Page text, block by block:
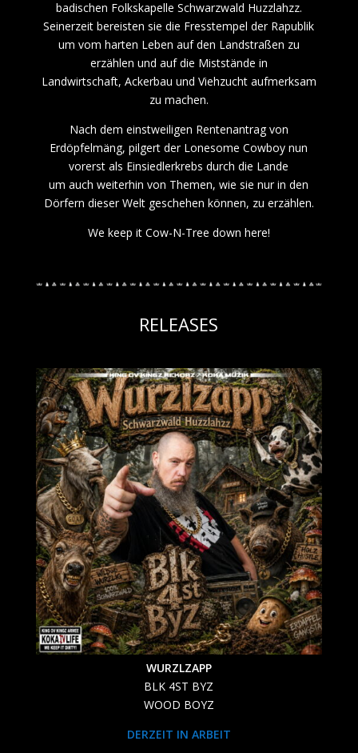
badischen Folkskapelle Schwarzwald Huzzlahzz.
Seinerzeit bereisten sie die Fresstempel der Rapublik
um vom harten Leben auf den Landstraßen zu
erzählen und auf die Miststände in
Landwirtschaft, Ackerbau und Viehzucht aufmerksam
zu machen.
Nach dem einstweiligen Rentenantrag von
Erdöpfelmäng, pilgert der Lonesome Cowboy nun
vorerst als Einsiedlerkrebs durch die Lande
um auch weiterhin von Themen, wie sie nur in den
Dörfern dieser Welt geschehen können, zu erzählen.
We keep it Cow-N-Tree down here!
RELEASES
WURZLZAPP
BLK 4ST BYZ
WOOD BOYZ
DERZEIT IN ARBEIT